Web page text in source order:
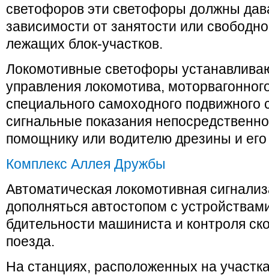
светофоров эти светофоры должны
зависимости от занятости или
лежащих блок-участков.
Локомотивные светофоры
управления локомотива,
специального самоходного подвижного
сигнальные показания
помощнику или водителю дрезины и
Комплекс Аллея Дружбы
Автоматическая локомотивная
дополняться автостопом с
бдительности машиниста и контроля
поезда.
На станциях, расположенных на